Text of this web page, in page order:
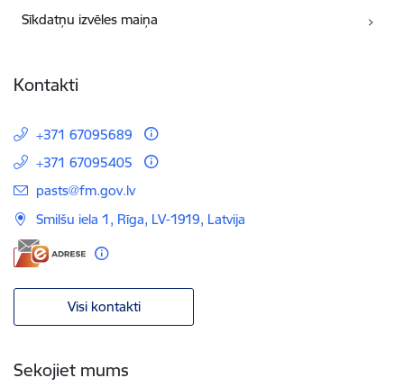
Sīkdatņu izvēles maiņa
Kontakti
+371 67095689
+371 67095405
E-pasts:
pasts@fm.gov.lv
Smilšu iela 1, Rīga, LV-1919, Latvija
Visi kontakti
Sekojiet mums